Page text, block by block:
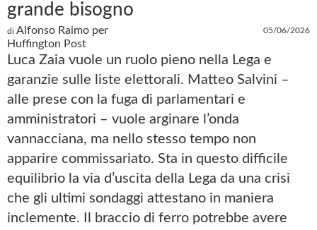
grande bisogno
di Alfonso Raimo per
Huffington Post
05/06/2026
Luca Zaia vuole un ruolo pieno nella Lega e
garanzie sulle liste elettorali. Matteo Salvini –
alle prese con la fuga di parlamentari e
amministratori – vuole arginare l’onda
vannacciana, ma nello stesso tempo non
apparire commissariato. Sta in questo difficile
equilibrio la via d’uscita della Lega da una crisi
che gli ultimi sondaggi attestano in maniera
inclemente. Il braccio di ferro potrebbe avere